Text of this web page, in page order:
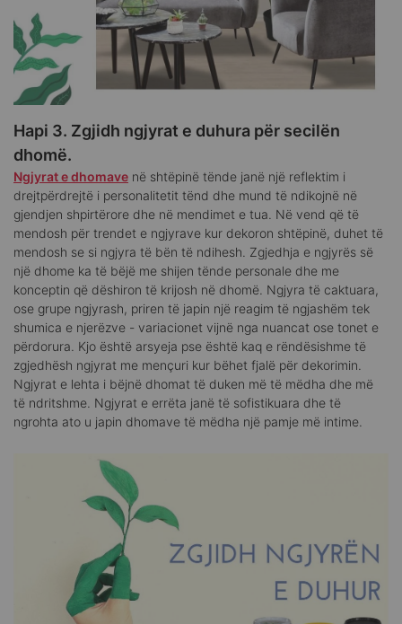
Hapi 3. Zgjidh ngjyrat e duhura për secilën
dhomë.
Ngjyrat e dhomave në shtëpinë tënde janë një reflektim i
drejtpërdrejtë i personalitetit tënd dhe mund të ndikojnë në
gjendjen shpirtërore dhe në mendimet e tua. Në vend që të
mendosh për trendet e ngjyrave kur dekoron shtëpinë, duhet të
mendosh se si ngjyra të bën të ndihesh. Zgjedhja e ngjyrës së
një dhome ka të bëjë me shijen tënde personale dhe me
konceptin që dëshiron të krijosh në dhomë. Ngjyra të caktuara,
ose grupe ngjyrash, priren të japin një reagim të ngjashëm tek
shumica e njerëzve - variacionet vijnë nga nuancat ose tonet e
përdorura. Kjo është arsyeja pse është kaq e rëndësishme të
zgjedhësh ngjyrat me mençuri kur bëhet fjalë për dekorimin.
Ngjyrat e lehta i bëjnë dhomat të duken më të mëdha dhe më
të ndritshme. Ngjyrat e errëta janë të sofistikuara dhe të
ngrohta ato u japin dhomave të mëdha një pamje më intime.